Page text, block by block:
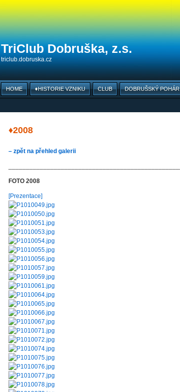
TriClub Dobruška, z.s.
triclub.dobruska.cz
HOME ♦HISTORIE VZNIKU CLUB DOBRUŠSKÝ POHÁR
♦2008
– zpět na přehled galerii
FOTO 2008
[Prezentace]